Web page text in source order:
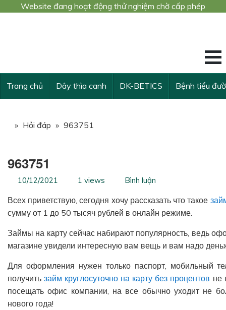
Website đang hoạt động thử nghiệm chờ cấp phép
KẾ THỪA VÀ
Trang chủ Dây thìa canh DK-BETICS Bệnh tiểu
» Hỏi đáp » 963751
963751
10/12/2021 1 views Bình luận
Всех приветствую, сегодня хочу рассказать что такое
сумму от 1 до 50 тысяч рублей в онлайн режиме.
Займы на карту сейчас набирают популярность, ведь
магазине увидели интересную вам вещь и вам надо
Для оформления нужен только паспорт, мобильный
получитьзайм круглосуточно на карту без процентов не
посещать офис компании, на все обычно уходит не
нового года!